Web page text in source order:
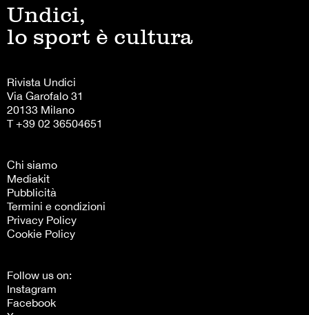
Undici,
lo sport è cultura
Rivista Undici
Via Garofalo 31
20133 Milano
T +39 02 36504651
Chi siamo
Mediakit
Pubblicità
Termini e condizioni
Privacy Policy
Cookie Policy
Follow us on:
Instagram
Facebook